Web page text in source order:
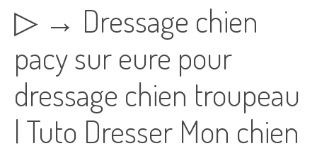
▷ → Dressage chien
pacy sur eure pour
dressage chien troupeau
| Tuto Dresser Mon chien